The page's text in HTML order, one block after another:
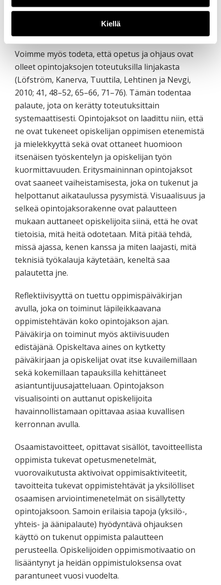
Kiellä
soveltaa osaamistaan sekä jakaa sitä työyhteisössä
kuin myös laajemmin, muun muassa Itä-Suomen
Voimme myös todeta, että opetus ja ohjaus ovat
olleet opintojaksojen toteutuksilla linjakasta
(Löfström, Kanerva, Tuuttila, Lehtinen ja Nevgi,
2010; 41, 48–52, 65–66, 71–76). Tämän todentaa
palaute, jota on kerätty toteutuksittain
systemaattisesti. Opintojaksot on laadittu niin, että
ne ovat tukeneet opiskelijan oppimisen etenemistä
ja mielekkyyttä sekä ovat ottaneet huomioon
itsenäisen työskentelyn ja opiskelijan työn
kuormittavuuden. Eritysmaininnan opintojaksot
ovat saaneet vaiheistamisesta, joka on tukenut ja
helpottanut aikataulussa pysymistä. Visuaalisuus ja
selkeä opintojaksorakenne ovat palautteen
mukaan auttaneet opiskelijoita siinä, että he ovat
tietoisia, mitä heitä odotetaan. Mitä pitää tehdä,
missä ajassa, kenen kanssa ja miten laajasti, mitä
teknisiä työkalauja käytetään, keneltä saa
palautetta jne.
Reflektiivisyyttä on tuettu oppimispäiväkirjan
avulla, joka on toiminut läpileikkaavana
oppimistehtävän koko opintojakson ajan.
Päiväkirja on toiminut myös aktiivisuuden
edistäjänä. Opiskeltava aines on kytketty
päiväkirjaan ja opiskelijat ovat itse kuvailemillaan
sekä kokemillaan tapauksilla kehittäneet
asiantuntijuusajatteluaan. Opintojakson
visualisointi on auttanut opiskelijoita
havainnollistamaan opittavaa asiaa kuvallisen
kerronnan avulla.
Osaamistavoitteet, opittavat sisällöt, tavoitteellista
oppimista tukevat opetusmenetelmät,
vuorovaikutusta aktivoivat oppimisaktiviteetit,
tavoitteita tukevat oppimistehtävät ja yksilölliset
osaamisen arviointimenetelmät on sisällytetty
opintojaksoon. Samoin erilaisia tapoja (yksilö-,
yhteis- ja äänipalaute) hyödyntävä ohjauksen
käyttö on tukenut oppimista palautteen
perusteella. Opiskelijoiden oppimismotivaatio on
lisääntynyt ja heidän oppimistuloksensa ovat
parantuneet vuosi vuodelta.